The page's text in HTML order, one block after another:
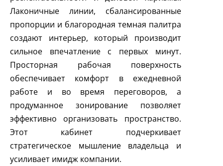
Лаконичные линии, сбалансированные
пропорции и благородная темная палитра
создают интерьер, который производит
сильное впечатление с первых минут.
Просторная рабочая поверхность
обеспечивает комфорт в ежедневной
работе и во время переговоров, а
продуманное зонирование позволяет
эффективно организовать пространство.
Этот кабинет подчеркивает
стратегическое мышление владельца и
усиливает имидж компании.